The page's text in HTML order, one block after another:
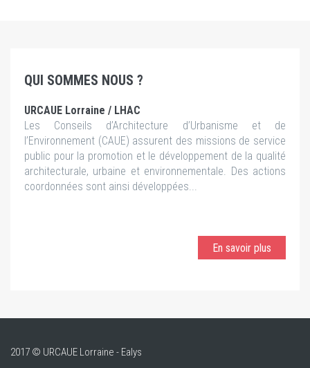
QUI SOMMES NOUS ?
URCAUE Lorraine / LHAC
Les Conseils d’Architecture d’Urbanisme et de
l’Environnement (CAUE) assurent des missions de service
public pour la promotion et le développement de la qualité
architecturale, urbaine et environnementale. Des actions
coordonnées sont ainsi développées...
En savoir plus
2017 © URCAUE Lorraine - Ealys